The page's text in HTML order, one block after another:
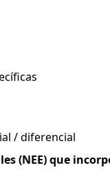
/ diferencial
(NEE) que